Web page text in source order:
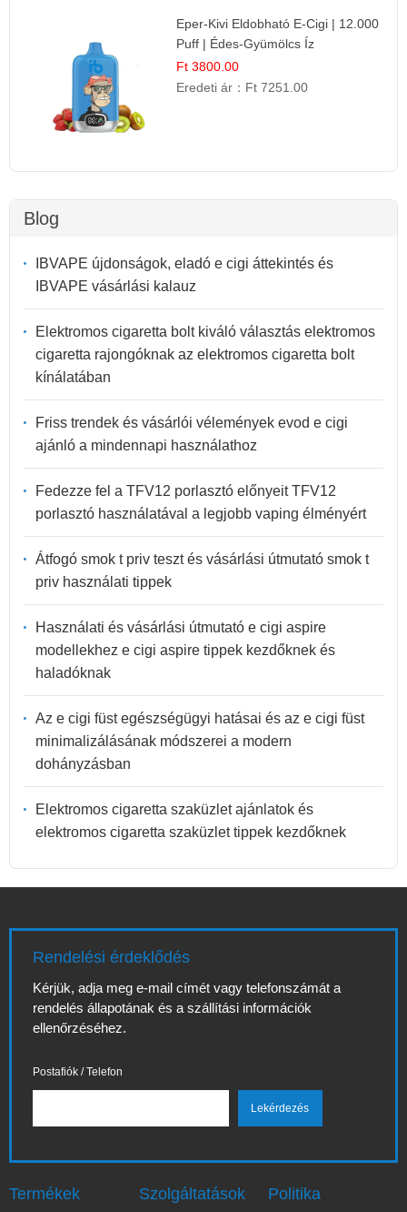
Eper-Kivi Eldobható E-Cigi | 12.000
Puff | Édes-Gyümölcs Íz
Ft 3800.00
Eredeti ár： Ft 7251.00
Blog
IBVAPE újdonságok, eladó e cigi áttekintés és
IBVAPE vásárlási kalauz
Elektromos cigaretta bolt kiváló választás elektromos
cigaretta rajongóknak az elektromos cigaretta bolt
kínálatában
Friss trendek és vásárlói vélemények evod e cigi
ajánló a mindennapi használathoz
Fedezze fel a TFV12 porlasztó előnyeit TFV12
porlasztó használatával a legjobb vaping élményért
Átfogó smok t priv teszt és vásárlási útmutató smok t
priv használati tippek
Használati és vásárlási útmutató e cigi aspire
modellekhez e cigi aspire tippek kezdőknek és
haladóknak
Az e cigi füst egészségügyi hatásai és az e cigi füst
minimalizálásának módszerei a modern
dohányzásban
Elektromos cigaretta szaküzlet ajánlatok és
elektromos cigaretta szaküzlet tippek kezdőknek
Rendelési érdeklődés
Kérjük, adja meg e-mail címét vagy telefonszámát a
rendelés állapotának és a szállítási információk
ellenőrzéséhez.
Postafiók / Telefon
Termékek Szolgáltatások Politika